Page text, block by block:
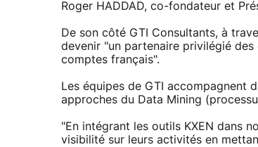
Roger HADDAD, co-fondateur et
De son côté GTI Consultants, à
devenir "un partenaire privilégié
comptes français".
Les équipes de GTI accompagnent
approches du Data Mining
"En intégrant les outils KXEN dans
visibilité sur leurs activités en